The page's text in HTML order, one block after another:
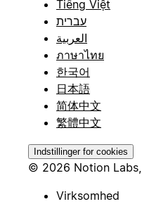
Tiếng Việt
עברית
العربية
ภาษาไทย
한국어
日本語
简体中文
繁體中文
Indstillinger for cookies
© 2026 Notion
Virksomhed